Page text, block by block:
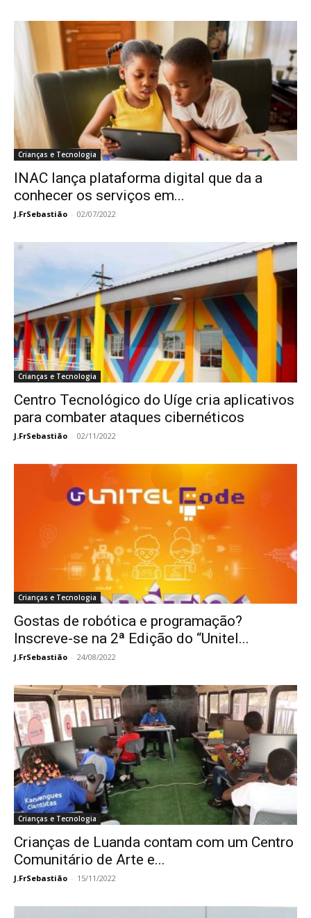
Crianças e Tecnologia
INAC lança plataforma digital que da a
conhecer os serviços em...
J.FrSebastião - 02/07/2022
Crianças e Tecnologia
Centro Tecnológico do Uíge cria aplicativos
para combater ataques cibernéticos
J.FrSebastião - 02/11/2022
Crianças e Tecnologia
Gostas de robótica e programação?
Inscreve-se na 2ª Edição do “Unitel...
J.FrSebastião - 24/08/2022
Crianças e Tecnologia
Crianças de Luanda contam com um Centro
Comunitário de Arte e...
J.FrSebastião - 15/11/2022